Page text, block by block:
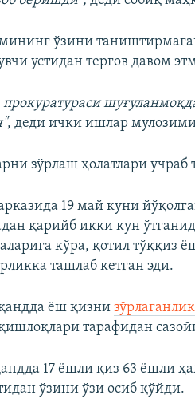
ўзини
устидан тергов давом
, деди ички ишлар
зўрлаш ҳолатлари учраб
19 май куни
қарийб икки кун
кўра, қотил тўққиз
ташлаб кетган эди.
ёш қизни
тарафидан
17 ёшли қиз 63 ёшли
ўзини ўзи осиб қўйди.